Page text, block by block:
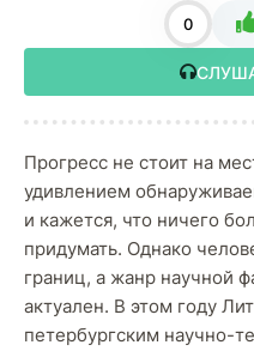
0
Прогресс не стоит на
удивлением
и кажется, что ничего
придумать. Однако
границ, а жанр научной
актуален. В этом году
петербургским научно-